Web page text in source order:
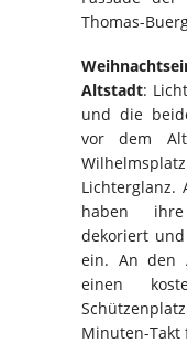
Thomas-
Altstadt:
und die
vor dem
Lichterglanz.
haben ihre
dekoriert
ein. An den
einen
Minuten-Takt